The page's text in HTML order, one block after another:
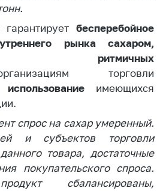
и
бесперебойное
рынка сахаром,
ритмичных
торговли
имеющихся
спрос на сахар умеренный.
и субъектов торговли
товара, достаточные
покупательского спроса.
сбалансированы,